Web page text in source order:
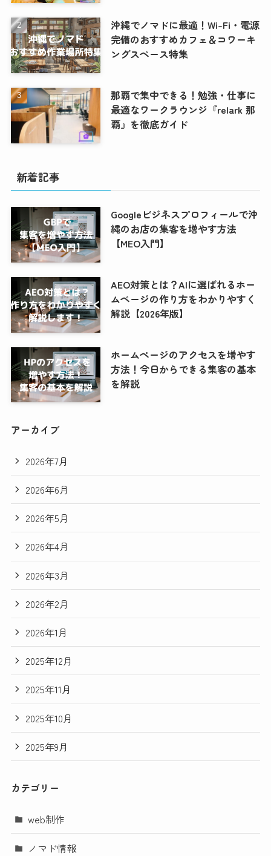
沖縄でノマドに最適！Wi-Fi・電源
完備のおすすめカフェ＆コワーキ
ングスペース特集
那覇で集中できる！勉強・仕事に
最適なワークラウンジ『relark 那
覇』を徹底ガイド
新着記事
Googleビジネスプロフィールで沖
縄のお店の集客を増やす方法
【MEO入門】
AEO対策とは？AIに選ばれるホー
ムページの作り方をわかりやすく
解説【2026年版】
ホームページのアクセスを増やす
方法！今日からできる集客の基本
を解説
アーカイブ
2026年7月
2026年6月
2026年5月
2026年4月
2026年3月
2026年2月
2026年1月
2025年12月
2025年11月
2025年10月
2025年9月
カテゴリー
web制作
ノマド情報